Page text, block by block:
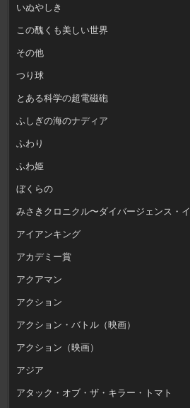
いぬやしき
この醜くも美しい世界
その他
つり球
とある科学の超電磁砲
ふしぎの海のナディア
ふわり
ふわ姫
ぼくらの
みさきクロニクル〜ダイバージェンス・
アイアンキング
アカデミー賞
アクアマン
アクション
アクション・バトル（映画）
アクション（映画）
アジア
アタック・オブ・ザ・キラー・トマト